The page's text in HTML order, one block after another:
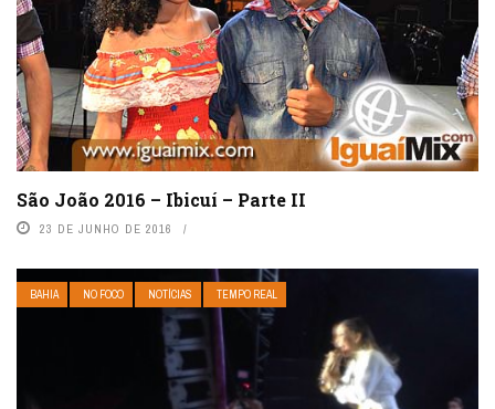
São João 2016 – Ibicuí – Parte II
23 DE JUNHO DE 2016
BAHIA NO FOCO NOTÍCIAS TEMPO REAL